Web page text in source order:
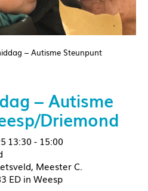
– Autisme Steunpunt
– Autisme
Driemond
13:30 - 15:00
Meester C.
ED in Weesp